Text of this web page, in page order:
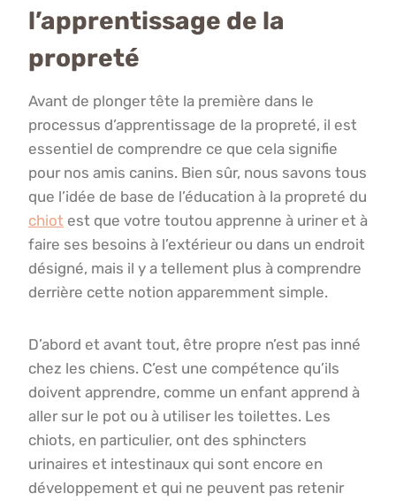
l’apprentissage de la
propreté
Avant de plonger tête la première dans le
processus d’apprentissage de la propreté, il est
essentiel de comprendre ce que cela signifie
pour nos amis canins. Bien sûr, nous savons tous
que l’idée de base de l’éducation à la propreté du
chiot est que votre toutou apprenne à uriner et à
faire ses besoins à l’extérieur ou dans un endroit
désigné, mais il y a tellement plus à comprendre
derrière cette notion apparemment simple.
D’abord et avant tout, être propre n’est pas inné
chez les chiens. C’est une compétence qu’ils
doivent apprendre, comme un enfant apprend à
aller sur le pot ou à utiliser les toilettes. Les
chiots, en particulier, ont des sphincters
urinaires et intestinaux qui sont encore en
développement et qui ne peuvent pas retenir